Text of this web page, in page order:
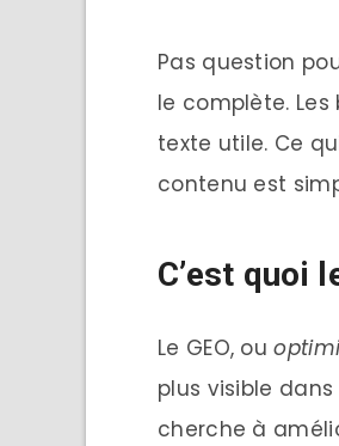
Pas question
le complète.
texte utile. Ce
contenu est
C’est quoi
Le GEO, ou
plus visible
cherche à